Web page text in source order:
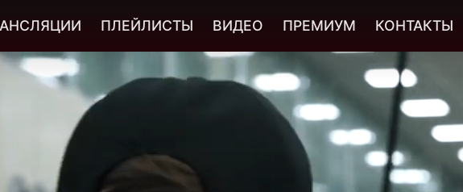
ПЛЕЙЛИСТЫ ВИДЕО ПРЕМИУМ КОНТАКТЫ